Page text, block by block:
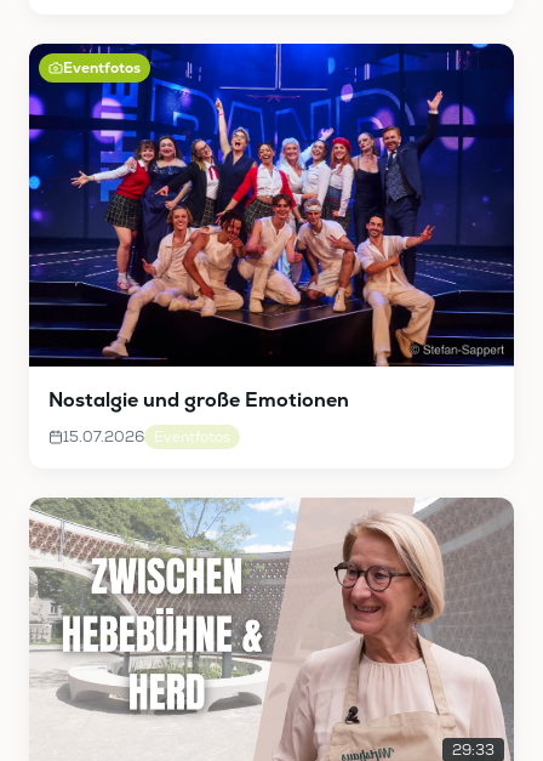
Eventfotos
Nostalgie und große Emotionen
15.07.2026 Eventfotos
29:33